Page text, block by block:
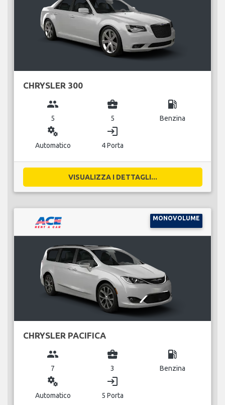
CHRYSLER 300
group
5
business_center
5
local_gas_station
Benzina
miscellaneous_services
Automatico
login
4 Porta
VISUALIZZA I DETTAGLI...
MONOVOLUME
CHRYSLER PACIFICA
group
7
business_center
3
local_gas_station
Benzina
miscellaneous_services
Automatico
login
5 Porta